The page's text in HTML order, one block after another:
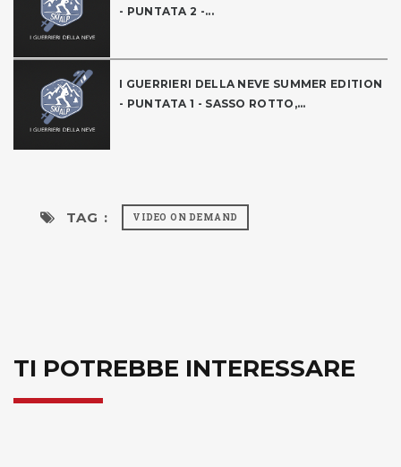
- PUNTATA 2 -...
I GUERRIERI DELLA NEVE SUMMER EDITION
- PUNTATA 1 - SASSO ROTTO,...
TAG : VIDEO ON DEMAND
TI POTREBBE INTERESSARE